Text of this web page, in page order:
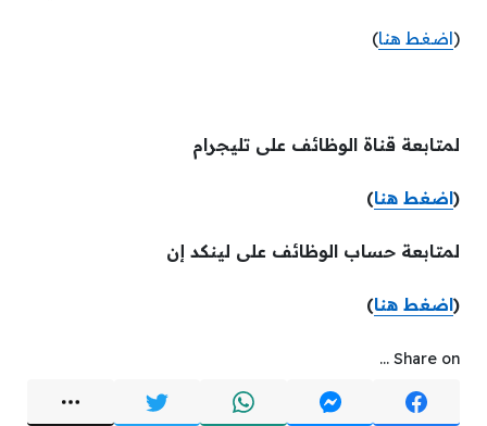
(اضغط هنا)
لمتابعة قناة الوظائف على تليجرام
(اضغط هنا)
لمتابعة حساب الوظائف على لينكد إن
(اضغط هنا)
Share on ...